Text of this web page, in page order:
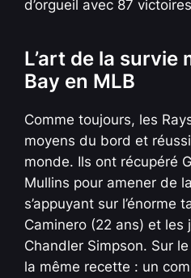
d’orgueil avec 87
L’art de la survie
Bay en MLB
Comme toujours, les
moyens du bord et
monde. Ils ont récupéré
Mullins pour amener de
s’appuyant sur l’énorme
Caminero (22 ans) et les
Chandler Simpson. Sur
la même recette : un